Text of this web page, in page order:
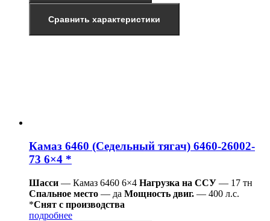
Сравнить характеристики
Камаз 6460 (Седельный тягач) 6460-26002-
73 6×4 *
Шасси — Камаз 6460 6×4 Нагрузка на ССУ — 17 тн
Спальное место — да Мощность двиг. — 400 л.с.
*Снят с производства
подробнее